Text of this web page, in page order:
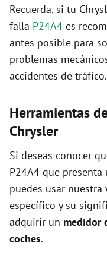
Recuerda, si tu
falla P24A4 es
antes posible para
problemas
accidentes de tráfico.
Herramientas
Chrysler
Si deseas conocer
P24A4 que presenta
puedes usar
específico y su
adquirir un medidor
coches.